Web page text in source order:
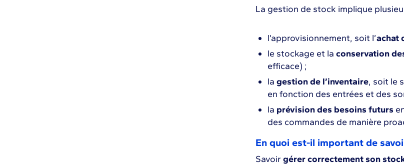
La gestion de stock implique
l’approvisionnement, soit l’achat
le stockage et la conservation
efficace) ;
la gestion de l’inventaire, soit le
en fonction des entrées et des
la prévision des besoins futurs
des commandes de manière
En quoi est-il important de
Savoir gérer correctement son